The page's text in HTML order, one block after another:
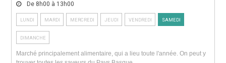
De 8h00 à 13h00
LUNDI MARDI MERCREDI JEUDI VENDREDI SAMEDI
DIMANCHE
Marché principalement alimentaire, qui a lieu toute l'année. On peut y